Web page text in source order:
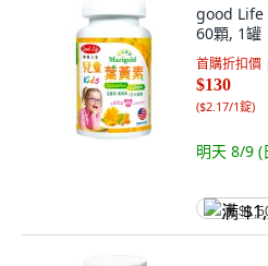
good Life
60顆, 1罐
首購折扣價
$130
($2.17/1錠)
明天 8/9 (
满